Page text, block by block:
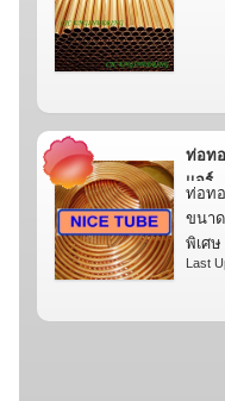
ท่อท
แอร์
ท่อท
ขนา
พิเศ
Last